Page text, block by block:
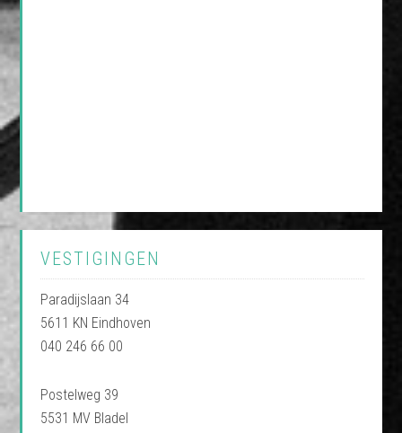
VESTIGINGEN
Paradijslaan 34
5611 KN Eindhoven
040 246 66 00
Postelweg 39
5531 MV Bladel